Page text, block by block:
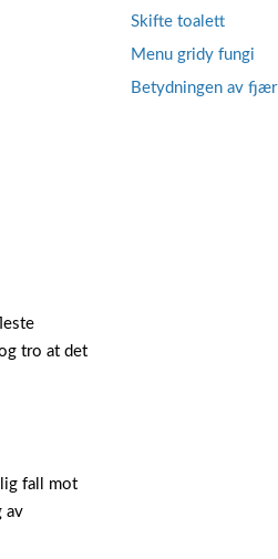
tro at det
fall mot
av
Skifte toalett
Menu gridy fungi
Betydningen av fjær